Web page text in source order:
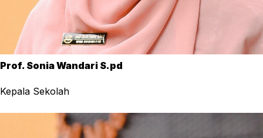
Prof. Sonia Wandari S.pd
Kepala Sekolah